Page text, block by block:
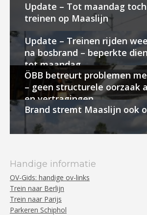
Update – Tot maandag
treinen op Maaslijn
Update – Treinen rijden
na bosbrand – beperkte
tot maandag
ÖBB betreurt problemen
– geen structurele oorzaak
en vertragingen
Brand stremt Maaslijn ook
Handige informatie
OV-Gids: handige ov-links
Trein naar Berlijn
Trein naar Parijs
Parkeren Schiphol